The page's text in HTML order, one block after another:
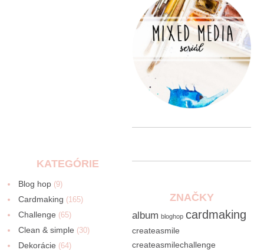
KATEGÓRIE
Blog hop (9)
Cardmaking (165)
Challenge (65)
Clean & simple (30)
Dekorácie (64)
ZNAČKY
album bloghop cardmaking
createasmile
createasmilechallenge